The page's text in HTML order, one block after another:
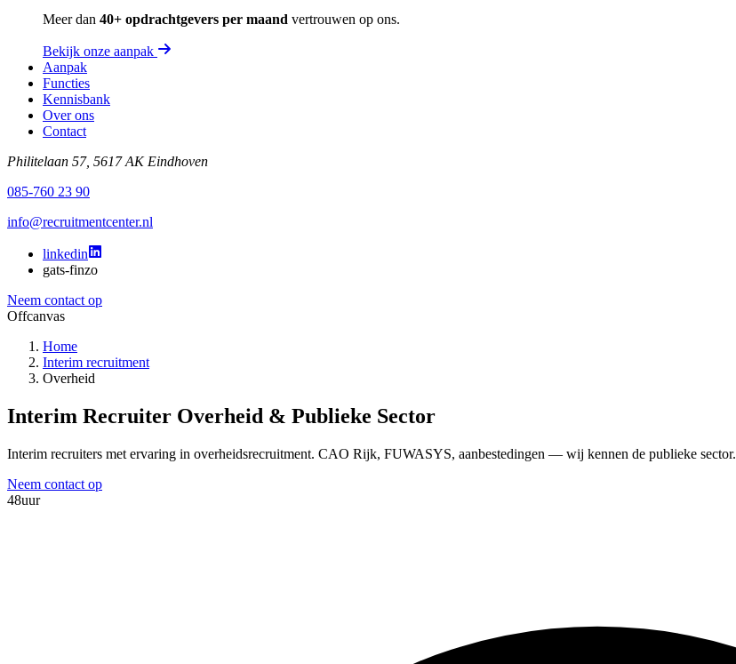
Meer dan 40+ opdrachtgevers per maand vertrouwen op ons.
Bekijk onze aanpak
Aanpak
Functies
Kennisbank
Over ons
Contact
Philitelaan 57, 5617 AK Eindhoven
085-760 23 90
info@recruitmentcenter.nl
linkedin
gats-finzo
Neem contact op
Offcanvas
Home
Interim recruitment
Overheid
Interim Recruiter Overheid & Publieke Sector
Interim recruiters met ervaring in overheidsrecruitment. CAO Rijk, FUWASYS, aanbestedingen — wij kennen de publieke sector.
Neem contact op
48uur